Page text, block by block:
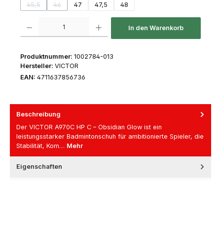
45,5
(Diese Option ist zurzeit nicht verfügbar.)
46
(Diese Option ist zurzeit nicht verfügbar.)
47 47,5 48
In den Warenkorb
Produktnummer: 1002784-013
Hersteller: VICTOR
EAN: 4711637856736
Beschreibung
Der VICTOR A970C HP C – Obsidian Glow ist ein
leistungsstarker Badmintonschuh für ambitionierte Spieler, die
Stabilität, Kom… Mehr
Eigenschaften